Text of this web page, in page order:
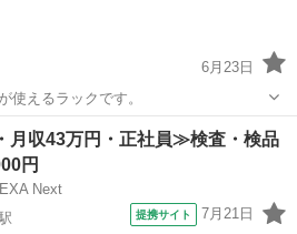
6月23日
使えるラックです。
収納家具 ラック
月収43万円・正社員≫検査・検品
円
Next
提携サイト 7月21日